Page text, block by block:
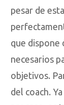
pesar de
que dispone
necesarios
objetivos.
del coach.